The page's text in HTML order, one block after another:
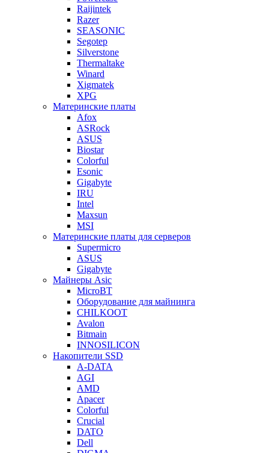
Raijintek
Razer
SEASONIC
Segotep
Silverstone
Thermaltake
Winard
Xigmatek
XPG
Материнские платы
Afox
ASRock
ASUS
Biostar
Colorful
Esonic
Gigabyte
IRU
Intel
Maxsun
MSI
Материнские платы для серверов
Supermicro
ASUS
Gigabyte
Майнеры Asic
MicroBT
Оборудование для майнинга
CHILKOOT
Avalon
Bitmain
INNOSILICON
Накопители SSD
A-DATA
AGI
AMD
Apacer
Colorful
Crucial
DATO
Dell